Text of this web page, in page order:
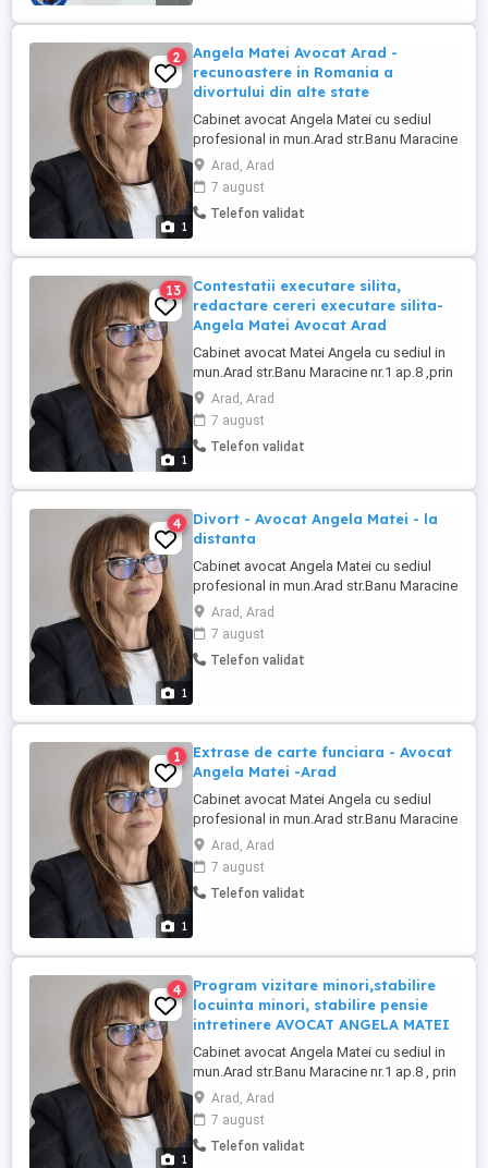
implemntarii in parteneriat ...
1
2
Angela Matei Avocat Arad -
recunoastere in Romania a
divortului din alte state
Cabinet avocat Angela Matei cu sediul
profesional in mun.Arad str.Banu Maracine
nr.1 p.8, prin avocat Angela Matei in
calitate de avocat titular, asigura servicii
juridice pentru: - divort ...
Arad, Arad
7 august
Telefon validat
1
13
Contestatii executare silita,
redactare cereri executare silita-
Angela Matei Avocat Arad
Cabinet avocat Matei Angela cu sediul in
mun.Arad str.Banu Maracine nr.1 ap.8 ,prin
avocat titular Matei Angela, ofera servicii
juridice in domeniul executarii silite: ...
Arad, Arad
7 august
Telefon validat
1
4
Divort - Avocat Angela Matei - la
distanta
Cabinet avocat Angela Matei cu sediul
profesional in mun.Arad str.Banu Maracine
nr.1 p.8, prin avocat Angela Matei in
calitate de avocat titular, asigura servicii
juridice pentru: -divort ...
Arad, Arad
7 august
Telefon validat
1
1
Extrase de carte funciara - Avocat
Angela Matei -Arad
Cabinet avocat Matei Angela cu sediul
profesional in mun.Arad str.Banu Maracine
nr.1 ap.8 asigura si serviciul de otinere
extrase de carte funciara . Servicii juridice
si la distanta. Alte domenii : divort si
probleme de familie si minori, ...
Arad, Arad
7 august
Telefon validat
1
4
Program vizitare minori,stabilire
locuinta minori, stabilire pensie
intretinere AVOCAT ANGELA MATEI
Cabinet avocat Angela Matei cu sediul in
mun.Arad str.Banu Maracine nr.1 ap.8 , prin
avocat titular Angela Matei, ofera servicii
juridice de dreptul familiei, civil,comercial :
...
Arad, Arad
7 august
Telefon validat